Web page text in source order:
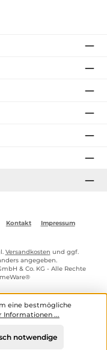
Kontakt
Impressum
Versandkosten und ggf.
angegeben.
& Co. KG - Alle Rechte
eine bestmögliche
Informationen ...
notwendige